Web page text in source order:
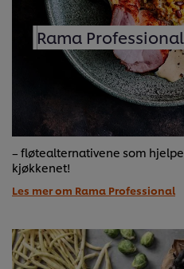
Rama Professional
– fløtealternativene som
kjøkkenet!
Les mer om Rama Professional